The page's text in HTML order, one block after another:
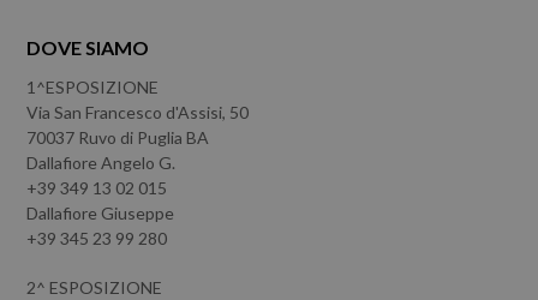
DOVE SIAMO
1^ESPOSIZIONE
Via San Francesco d'Assisi, 50
70037 Ruvo di Puglia BA
Dallafiore Angelo G.
+39 349 13 02 015
Dallafiore Giuseppe
+39 345 23 99 280
2^ ESPOSIZIONE